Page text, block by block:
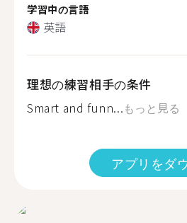
学習中の言語
英語
理想の練習相手の条件
Smart and funn...もっと見る
アプリをダ